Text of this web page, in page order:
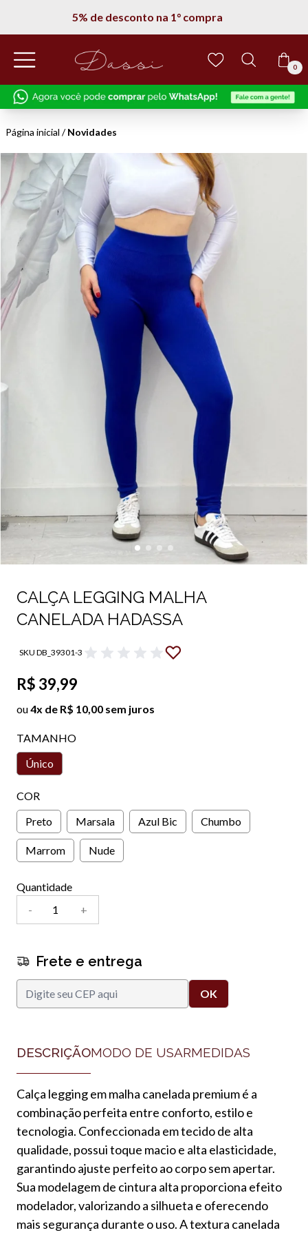
5% de desconto na 1° compra
0
Página inicial /Novidades
CALÇA LEGGING MALHA
CANELADA HADASSA
SKU DB_39301-3
R$ 39,99
ou4x de R$ 10,00 sem juros
TAMANHO
Único
COR
Preto
Marsala Azul Bic Chumbo
Marrom Nude
Quantidade
-
+
Frete e entrega
DESCRIÇÃOMODO DE USARMEDIDAS
Calça legging em malha canelada premium é a
combinação perfeita entre conforto, estilo e
tecnologia. Confeccionada em tecido de alta
qualidade, possui toque macio e alta elasticidade,
garantindo ajuste perfeito ao corpo sem apertar.
Sua modelagem de cintura alta proporciona efeito
modelador, valorizando a silhueta e oferecendo
mais segurança durante o uso. A textura canelada